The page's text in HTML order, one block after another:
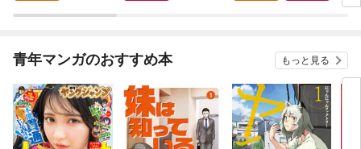
にいます）～【おまけ
巻
青年マンガのおすすめ本 もっと見る